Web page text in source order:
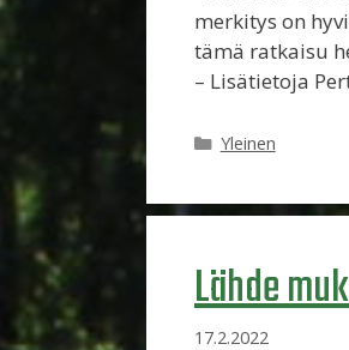
merkitys on
tämä ratkaisu
– Lisätietoja
Kategoriat
Yleinen
Lähde
17.2.2022